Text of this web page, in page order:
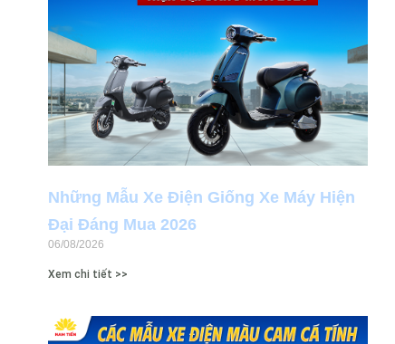
Những Mẫu Xe Điện Giống Xe Máy Hiện
Đại Đáng Mua 2026
06/08/2026
Xem chi tiết >>